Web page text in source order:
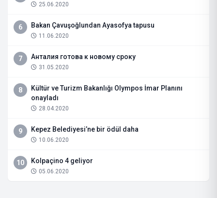
25.06.2020
6 Bakan Çavuşoğlundan Ayasofya tapusu
11.06.2020
7 Анталия готова к новому сроку
31.05.2020
8
Kültür ve Turizm Bakanlığı Olympos İmar Planını
onayladı
28.04.2020
9 Kepez Belediyesi’ne bir ödül daha
10.06.2020
10 Kolpaçino 4 geliyor
05.06.2020